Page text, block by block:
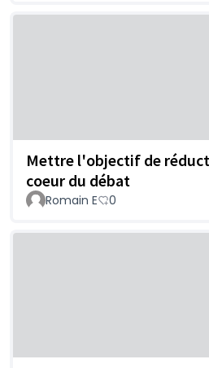
Mettre l'objectif de
coeur du débat
Romain E 0